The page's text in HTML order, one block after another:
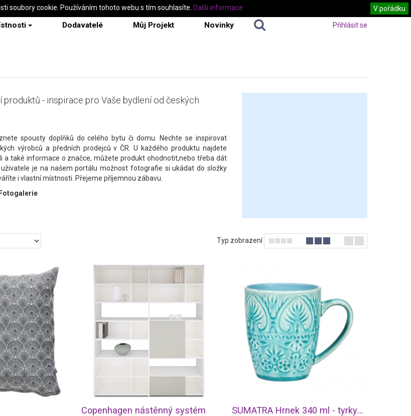
Dodavatelé Můj Projekt Novinky Přihlásit se
produktů - inspirace pro Vaše bydlení od českých
spousty doplňků do celého bytu či domu. Nechte se inspirovat
výrobců a předních prodejců v ČR. U každého produktu najdete
a také informace o značce, můžete produkt ohodnotit,nebo třeba dát
uživatele je na našem portálu možnost fotografie si ukádat do složky
i vlastní místnosti. Přejeme příjemnou zábavu.
Typ zobrazení
Copenhagen nástěnný systém SUMATRA Hrnek 340 ml - tyrkysová
soubory cookie. Používáním tohoto webu s tím souhlasíte. V pořádku
Další informace